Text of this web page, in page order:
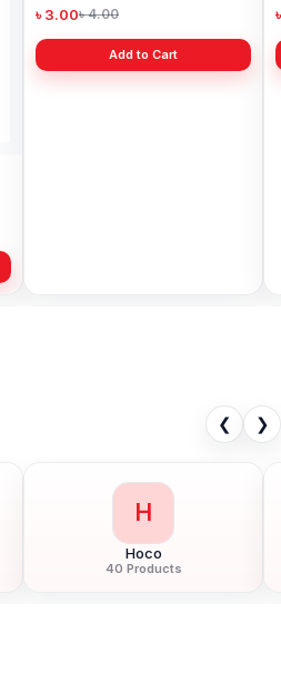
❮ ❯
H
Hoco
40 Products